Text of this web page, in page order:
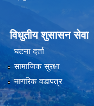
विधुतीय शुसासन सेवा
घटना दर्ता
सामाजिक सुरक्षा
नागरिक वडापत्र